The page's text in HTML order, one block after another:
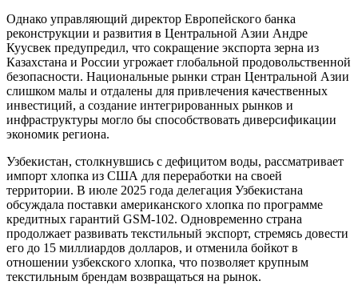
Однако управляющий директор Европейского банка
реконструкции и развития в Центральной Азии Андре
Куусвек предупредил, что сокращение экспорта зерна из
Казахстана и России угрожает глобальной продовольственной
безопасности. Национальные рынки стран Центральной Азии
слишком малы и отдалены для привлечения качественных
инвестиций, а создание интегрированных рынков и
инфраструктуры могло бы способствовать диверсификации
экономик региона.
Узбекистан, столкнувшись с дефицитом воды, рассматривает
импорт хлопка из США для переработки на своей
территории. В июле 2025 года делегация Узбекистана
обсуждала поставки американского хлопка по программе
кредитных гарантий GSM-102. Одновременно страна
продолжает развивать текстильный экспорт, стремясь довести
его до 15 миллиардов долларов, и отменила бойкот в
отношении узбекского хлопка, что позволяет крупным
текстильным брендам возвращаться на рынок.